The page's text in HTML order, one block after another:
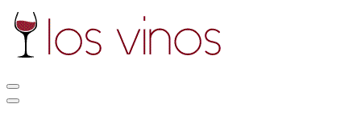
Menú
de
Menú